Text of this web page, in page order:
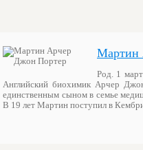
Мартин
Род. 1
Английский биохимик Арчер
единственным сыном в семье
В 19 лет Мартин поступил в